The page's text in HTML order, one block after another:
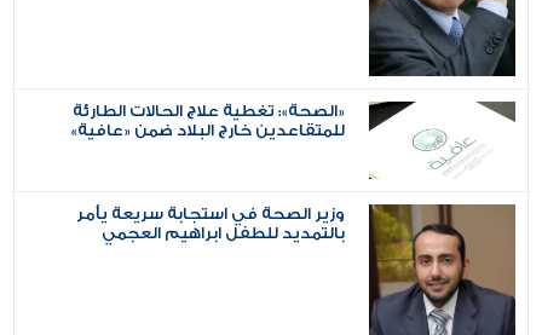
«الصحة»: تغطية علاج الحالات الطارئة
للمتقاعدين خارج البلاد ضمن «عافية»
وزير الصحة في استجابة سريعة يأمر
بالتمديد للطفل ابراهيم العجمي